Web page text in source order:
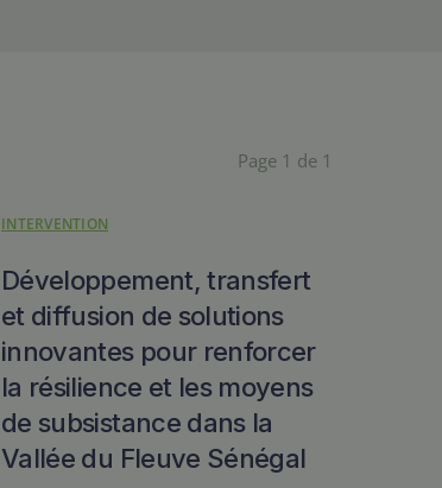
Page 1 de 1
INTERVENTION
Développement, transfert
et diffusion de solutions
innovantes pour renforcer
la résilience et les moyens
de subsistance dans la
Vallée du Fleuve Sénégal